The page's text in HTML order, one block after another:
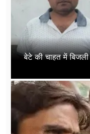
बेटे की चाहत में